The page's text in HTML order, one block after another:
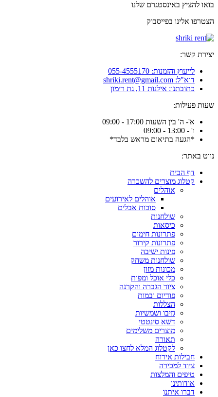
בואו להציץ באינסטגרם שלנו
הצטרפו אלינו בפייסבוק
יצירת קשר:
לייעוץ והזמנות: 055-4555170
דוא"ל: shriki.rent@gmail.com
כתובתנו: אילנות 11, גת רימון
שעות פעילות:
א'- ה' בין השעות 17:00 - 09:00
ו' - 13:00 - 09:00
*הגעה בתיאום מראש בלבד*
נווט באתר:
דף הבית
קטלוג מוצרים להשכרה
אוהלים
אוהלים לאירועים
סוכות אבלים
שולחנות
כיסאות
פתרונות חימום
פתרונות קירור
פינות ישיבה
שולחנות משחק
מכונות מזון
כלי אוכל ומפות
ציוד הגברה והקרנה
פודיום ובמות
הצללות
גזיבו ושמשיות
דשא סינטטי
מוצרים משלימים
תאורה
לקטלוג המלא לחצו כאן
חבילות אירוח
ציוד למכירה
טיפים והמלצות
אודותינו
דברו איתנו